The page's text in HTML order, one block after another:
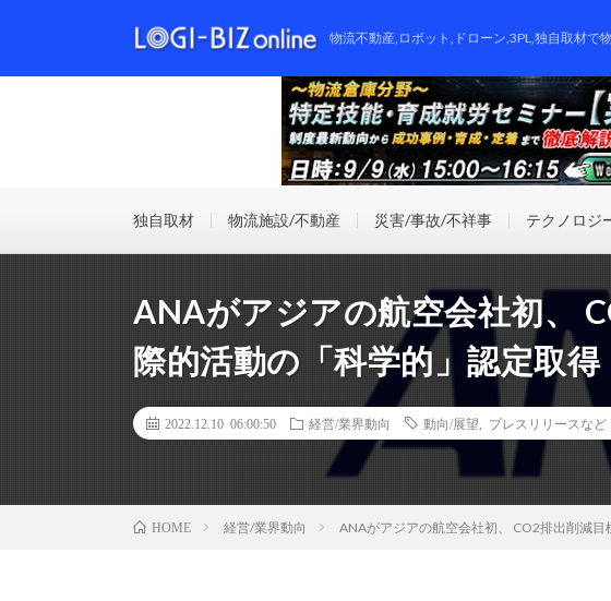
物流不動産,ロボット,ドローン,3PL,独自取材で
独自取材 物流施設/不動産 災害/事故/不祥事 テクノロジ
ANAがアジアの航空会社初、
際的活動の「科学的」認定取得
2022.12.10 06:00:50 経営/業界動向 動向/展望 プレスリリースなど
HOME 経営/業界動向 ANAがアジアの航空会社初、 CO2排出削減